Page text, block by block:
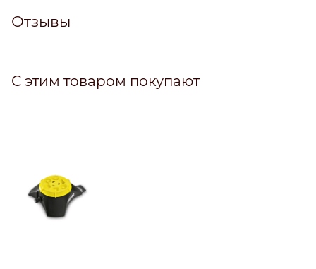
Отзывы
С этим товаром покупают